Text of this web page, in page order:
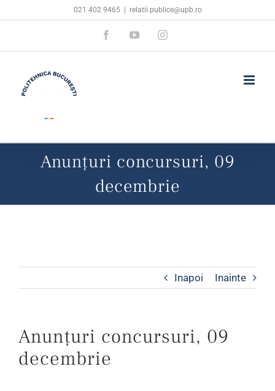
content
021 402 9465 relatii.publice@upb.ro
FacebookYouTubeInstagram
Anunțuri concursuri, 09
decembrie
Inapoi Inainte
Anunțuri concursuri, 09
decembrie